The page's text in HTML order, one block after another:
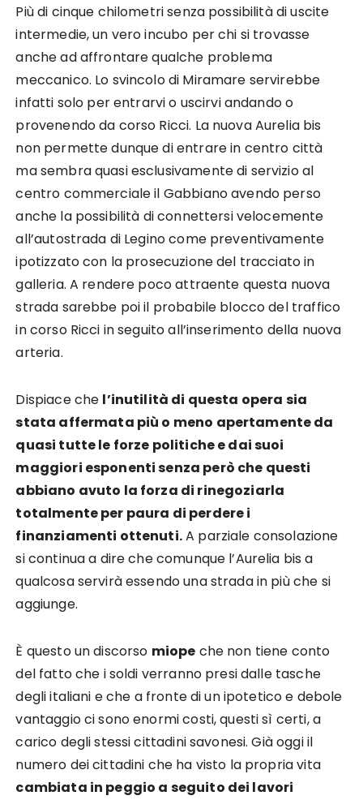
Più di cinque chilometri senza possibilità di uscite
intermedie, un vero incubo per chi si trovasse
anche ad affrontare qualche problema
meccanico. Lo svincolo di Miramare servirebbe
infatti solo per entrarvi o uscirvi andando o
provenendo da corso Ricci. La nuova Aurelia bis
non permette dunque di entrare in centro città
ma sembra quasi esclusivamente di servizio al
centro commerciale il Gabbiano avendo perso
anche la possibilità di connettersi velocemente
all’autostrada di Legino come preventivamente
ipotizzato con la prosecuzione del tracciato in
galleria. A rendere poco attraente questa nuova
strada sarebbe poi il probabile blocco del traffico
in corso Ricci in seguito all’inserimento della nuova
arteria.
Dispiace che l’inutilità di questa opera sia
stata affermata più o meno apertamente da
quasi tutte le forze politiche e dai suoi
maggiori esponenti senza però che questi
abbiano avuto la forza di rinegoziarla
totalmente per paura di perdere i
finanziamenti ottenuti.A parziale consolazione
si continua a dire che comunque l’Aurelia bis a
qualcosa servirà essendo una strada in più che si
aggiunge.
È questo un discorso miope che non tiene conto
del fatto che i soldi verranno presi dalle tasche
degli italiani e che a fronte di un ipotetico e debole
vantaggio ci sono enormi costi, questi sì certi, a
carico degli stessi cittadini savonesi. Già oggi il
numero dei cittadini che ha visto la propria vita
cambiata in peggio a seguito dei lavori